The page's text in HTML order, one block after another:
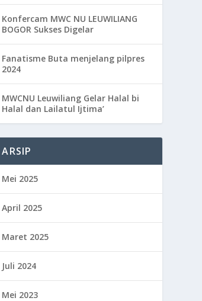
Konfercam MWC NU LEUWILIANG
BOGOR Sukses Digelar
Fanatisme Buta menjelang pilpres
2024
MWCNU Leuwiliang Gelar Halal bi
Halal dan Lailatul Ijtima’
ARSIP
Mei 2025
April 2025
Maret 2025
Juli 2024
Mei 2023